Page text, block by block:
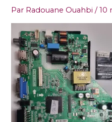
Par Radouane Ouahbi/10